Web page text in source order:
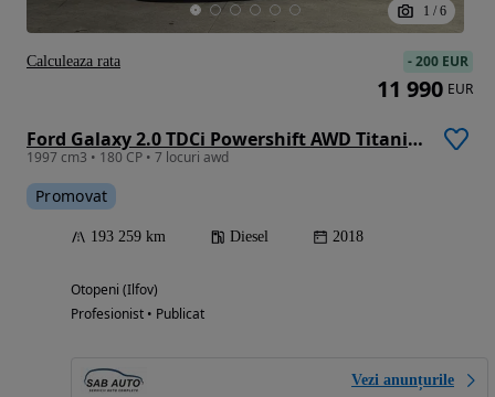
1 / 6
Ford Galaxy 2.0 TDCi Powershift AWD Titanium
1997 cm3 • 180 CP • 7 locuri awd
Promovat
193 259 km Diesel 2018
Otopeni (Ilfov)
Profesionist • Publicat
Vezi anunțurile
-200 EUR
11 990 EUR
Calculeaza rata